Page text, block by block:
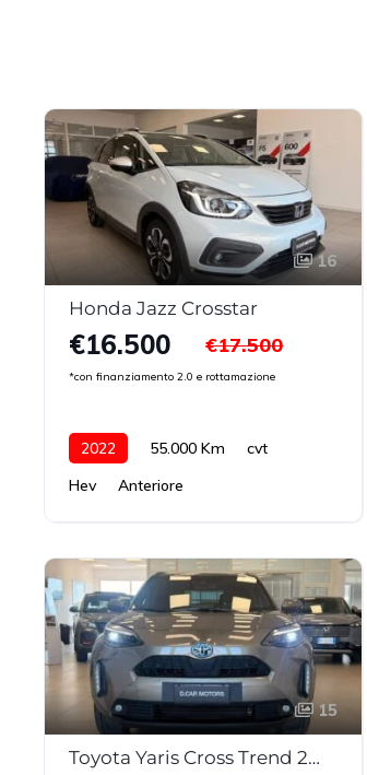
16
Honda Jazz Crosstar
€16.500
*con finanziamento 2.0 e rottamazione
€17.500
2022 55.000 Km
cvt
Hev
Anteriore
15
Toyota Yaris Cross Trend 2WD MY22